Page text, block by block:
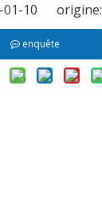
01-10 origine:
enquête